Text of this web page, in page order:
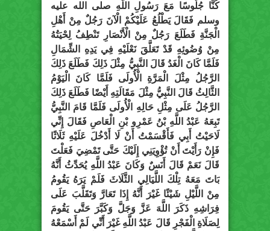
كُنَّا جُلُوسًا مَعَ رَسُولِ اللَّهِ صلى الله عليه
وسلم فَقَالَ يَطْلُعُ عَلَيْكُمْ الْآنَ رَجُلٌ مِنْ أَهْلِ
الْجَنَّةِ فَطَلَعَ رَجُلٌ مِنْ الْأَنْصَارِ تَنْطِفُ لِحْيَتُهُ
مِنْ وُضُوئِهِ قَدْ تَعَلَّقَ نَعْلَيْهِ فِي يَدِهِ الشِّمَالِ
فَلَمَّا كَانَ الْغَدُ قَالَ النَّبِيُّ مِثْلَ ذَلِكَ فَطَلَعَ ذَلِكَ
الرَّجُلُ مِثْلَ الْمَرَّةِ الْأُولَى فَلَمَّا كَانَ الْيَوْمُ
الثَّالِثُ قَالَ النَّبِيُّ مِثْلَ مَقَالَتِهِ أَيْضًا فَطَلَعَ ذَلِكَ
الرَّجُلُ عَلَى مِثْلِ حَالِهِ الْأُولَى فَلَمَّا قَامَ النَّبِيُّ
تَبِعَهُ عَبْدُ اللَّهِ بْنُ عَمْرِو بْنِ الْعَاصِ فَقَالَ إِنِّي
لَاحَيْتُ أَبِي فَأَقْسَمْتُ أَنْ لَا أَدْخُلَ عَلَيْهِ ثَلَاثًا
فَإِنْ رَأَيْتَ أَنْ تُؤْوِيَنِي إِلَيْكَ حَتَّى تَمْضِيَ فَعَلْتَ
قَالَ نَعَمْ قَالَ أَنَسٌ وَكَانَ عَبْدُ اللَّهِ يُحَدِّثُ أَنَّهُ
بَاتَ مَعَهُ تِلْكَ اللَّيَالِي الثَّلَاثَ فَلَمْ يَرَهُ يَقُومُ
مِنْ اللَّيْلِ شَيْئًا غَيْرَ أَنَّهُ إِذَا تَعَارَّ وَتَقَلَّبَ عَلَى
فِرَاشِهِ ذَكَرَ اللَّهَ عَزَّ وَجَلَّ وَكَبَّرَ حَتَّى يَقُومَ
لِصَلَاةِ الْفَجْرِ قَالَ عَبْدُ اللَّهِ غَيْرَ أَنِّي لَمْ أَسْمَعْهُ